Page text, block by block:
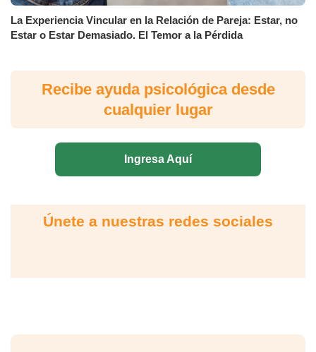
La Experiencia Vincular en la Relación de Pareja: Estar, no
Estar o Estar Demasiado. El Temor a la Pérdida
Recibe ayuda psicológica desde
cualquier lugar
Ingresa Aquí
Únete a nuestras redes sociales